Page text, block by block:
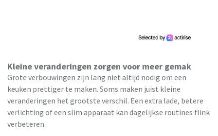
Kleine veranderingen zorgen voor meer gemak
Grote verbouwingen zijn lang niet altijd nodig om een
keuken prettiger te maken. Soms maken juist kleine
veranderingen het grootste verschil. Een extra lade, betere
verlichting of een slim apparaat kan dagelijkse routines flink
verbeteren.